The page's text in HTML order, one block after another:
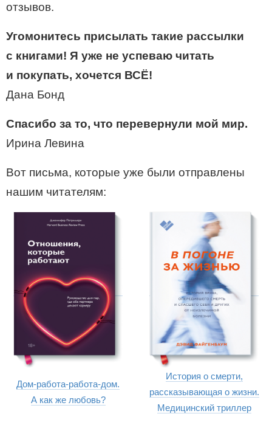
отзывов.
Угомонитесь присылать такие рассылки
с книгами! Я уже не успеваю читать
и покупать, хочется ВСЁ!
Дана Бонд
Спасибо за то, что перевернули мой мир.
Ирина Левина
Вот письма, которые уже были отправлены
нашим читателям:
Дом-работа-работа-дом.
А как же любовь?
История о смерти,
рассказывающая о жизни.
Медицинский триллер